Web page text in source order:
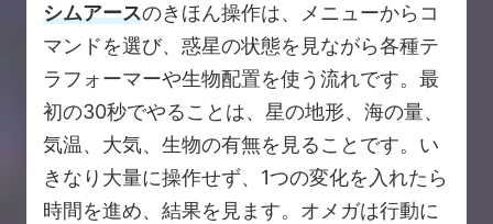
シムアースのきほん操作は、メニューからコ
マンドを選び、惑星の状態を見ながら各種テ
ラフォーマーや生物配置を使う流れです。最
初の30秒でやることは、星の地形、海の量、
気温、大気、生物の有無を見ることです。い
きなり大量に操作せず、1つの変化を入れたら
時間を進め、結果を見ます。オメガは行動に